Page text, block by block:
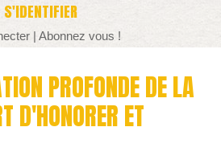
S'IDENTIFIER
| Abonnez vous !
PROFONDE DE LA
D'HONORER ET